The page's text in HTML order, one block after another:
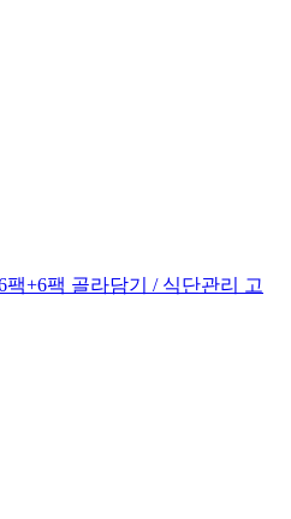
+6팩 골라담기 / 식단관리 고